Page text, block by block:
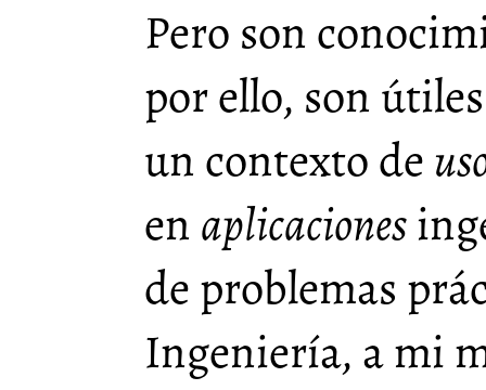
Pero son
por ello, son
un contexto de
enaplicaciones
de problemas
Ingeniería, a mi